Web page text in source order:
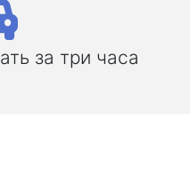
за три часа